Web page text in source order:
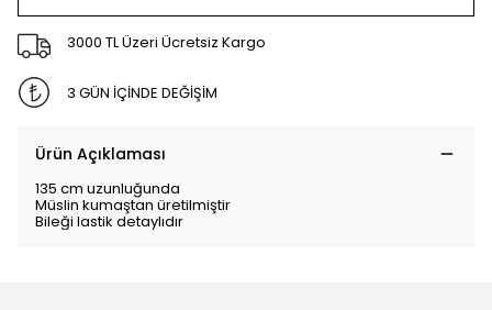
3000 TL Üzeri Ücretsiz Kargo
3 GÜN İÇİNDE DEĞİŞİM
Ürün Açıklaması
135 cm uzunluğunda
Müslin kumaştan üretilmiştir
Bileği lastik detaylıdır